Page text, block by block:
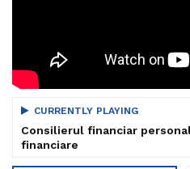
CURRENTLY PLAYING
Consilierul financiar
financiare